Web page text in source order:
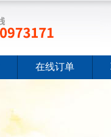
在线订单